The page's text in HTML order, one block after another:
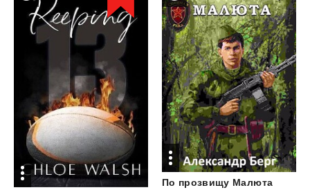
По прозвищу Малюта